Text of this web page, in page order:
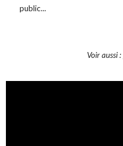
public...
Voir aussi :